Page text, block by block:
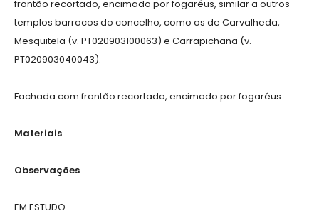
frontão recortado, encimado por fogaréus, similar a outros
templos barrocos do concelho, como os de Carvalheda,
Mesquitela (v. PT020903100063) e Carrapichana (v.
PT020903040043).
Fachada com frontão recortado, encimado por fogaréus.
Materiais
Observações
EM ESTUDO